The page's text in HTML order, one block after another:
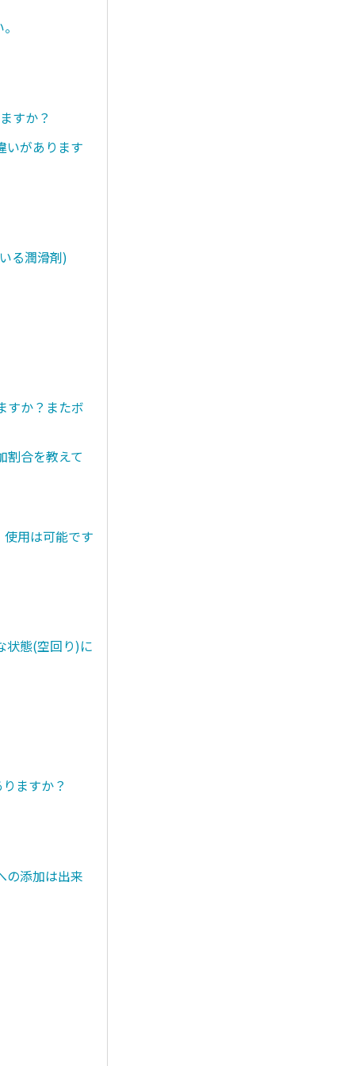
すか？
いがあります
る潤滑剤)
すか？またボ
割合を教えて
用は可能です
状態(空回り)に
ますか？
の添加は出来